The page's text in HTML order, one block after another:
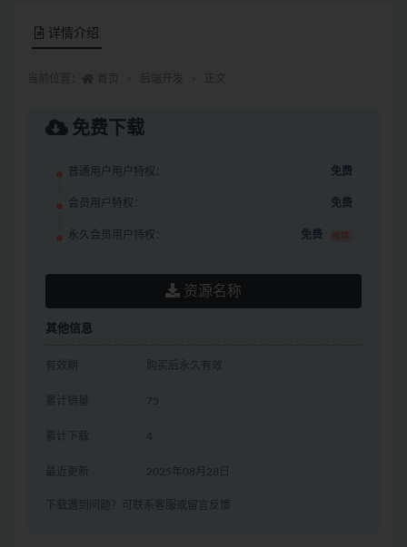
详情介绍
免费下载
普通用户用户特权： 免费
会员用户特权： 免费
永久会员用户特权： 免费 推荐
资源名称
其他信息
有效期 购买后永久有效
累计销量 75
累计下载
最近更新 2025年08月28日
下载遇到问题？可联系客服或留言反馈